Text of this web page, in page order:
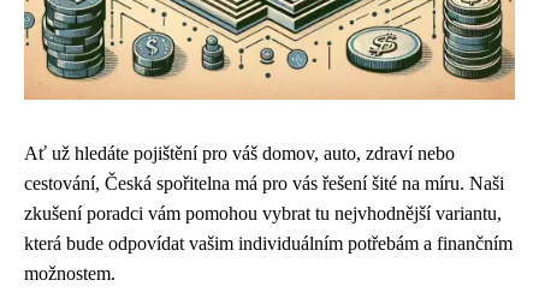
Ať už hledáte pojištění pro váš domov, auto, zdraví nebo
cestování, Česká spořitelna má pro vás řešení šité na míru. Naši
zkušení poradci vám pomohou vybrat tu nejvhodnější variantu,
která bude odpovídat vašim individuálním potřebám a finančním
možnostem.